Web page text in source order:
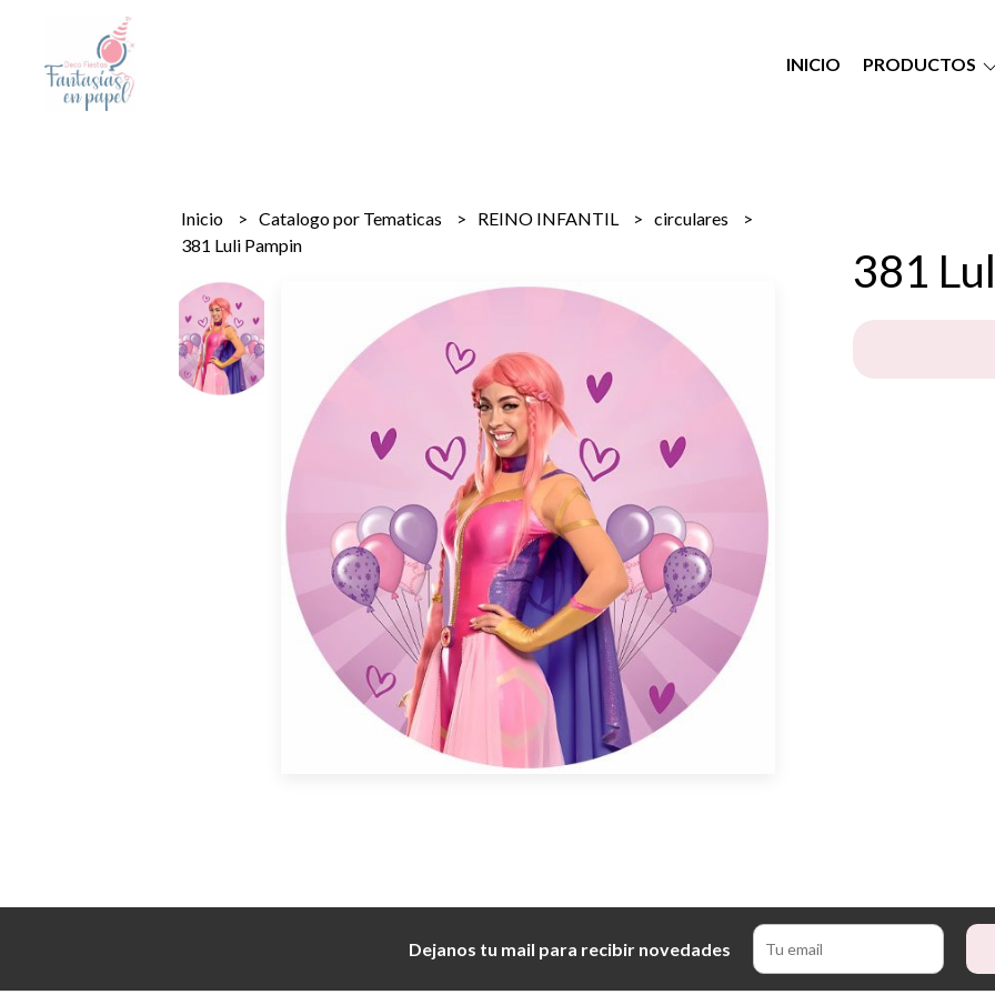
INICIO PRODUCTOS
Inicio Catalogo por Tematicas REINO INFANTIL
circulares
381 Luli Pampin
381
Dejanos tu mail para recibir novedades